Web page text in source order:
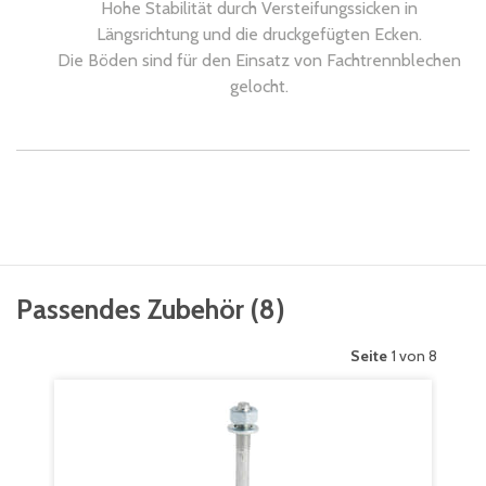
Hohe Stabilität durch Versteifungssicken in
Längsrichtung und die druckgefügten Ecken.
Die Böden sind für den Einsatz von Fachtrennblechen
gelocht.
Passendes Zubehör (8)
Seite 1 von 8